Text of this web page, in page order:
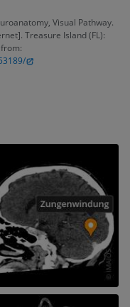
Visual Pathway.
Treasure Island (FL):